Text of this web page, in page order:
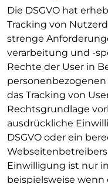
Die DSGVO hat
Tracking von
strenge
verarbeitung und -
Rechte der User in
personenbezogenen
das Tracking von
Rechtsgrundlage
ausdrückliche
DSGVO oder ein
Einwilligung ist nur
beispielsweise